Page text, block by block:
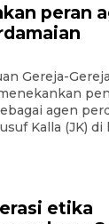
peran
Gereja-
agen
Kalla (JK) di
etika